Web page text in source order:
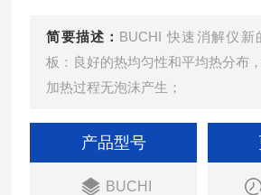
简要描述： BUCHI 快速消解仪新
板：良好的热均匀性和平均热分布
加热过程无泡沫产生；
产品型号
BUCHI